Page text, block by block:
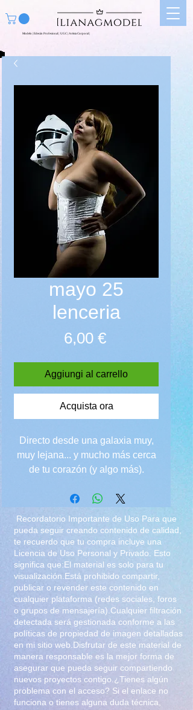
Modelo | Edecán Profesional | UGC | Artista Corporal |
mayo 25
lenceria
6,00 €Prezzo
Aggiungi al carrello
Acquista ora
Directo desde una galaxia muy,
muy lejana... y mucho más cerca
de tu corazón (y algo más).
La conquista nunca fue tan...
Recordatorio Importante de Uso Para que
pueda seguir creando contenido de calidad,
te recuerdo que tu compra incluye una
Licencia de Uso Personal y Privado. Esto
significa que:El material es solo para tu
visualización.Está prohibido compartir,
publicar o revender este contenido en
cualquier plataforma (redes sociales, foros
o grupos de mensajería).Cualquier filtración
detectada será gestionada conforme a las
políticas de propiedad de imagen detalladas
en mi sitio web.Disfrutar de este material de
manera responsable es la mejor forma de
asegurar que pueda seguir compartiendo
nuevos proyectos contigo.¿Tienes algún
problema con el acceso? Si el enlace no
funciona o tienes alguna duda técnica,